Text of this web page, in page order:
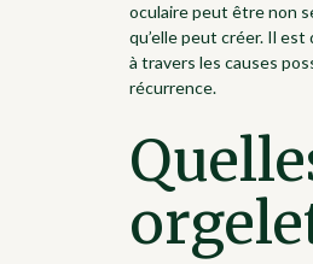
oculaire peut être non
qu’elle peut créer. Il
à travers les causes
récurrence.